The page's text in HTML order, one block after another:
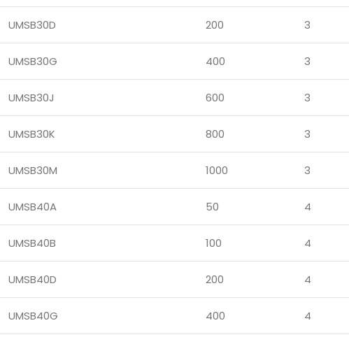
UMSB30D 200 3
UMSB30G 400 3
UMSB30J 600 3
UMSB30K 800 3
UMSB30M 1000 3
UMSB40A 50 4
UMSB40B 100 4
UMSB40D 200 4
UMSB40G 400 4